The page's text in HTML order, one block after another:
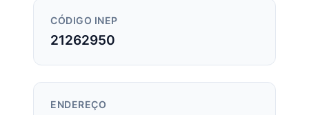
CÓDIGO INEP
21262950
ENDEREÇO